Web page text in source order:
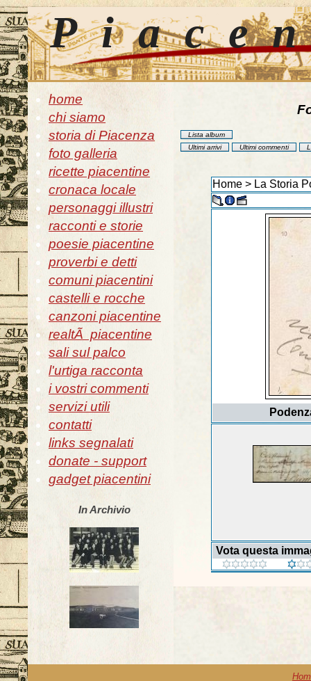
home
chi siamo
storia di Piacenza
foto galleria
ricette piacentine
cronaca locale
personaggi illustri
racconti e storie
poesie piacentine
proverbi e detti
comuni piacentini
castelli e rocche
canzoni piacentine
realtÃ piacentine
sali sul palco
l'urtiga racconta
i vostri commenti
servizi utili
contatti
links segnalati
donate - support
gadget piacentini
In Archivio
Lista album
Ultimi arrivi
Ultimi commenti
Home> La Storia
Vota questa